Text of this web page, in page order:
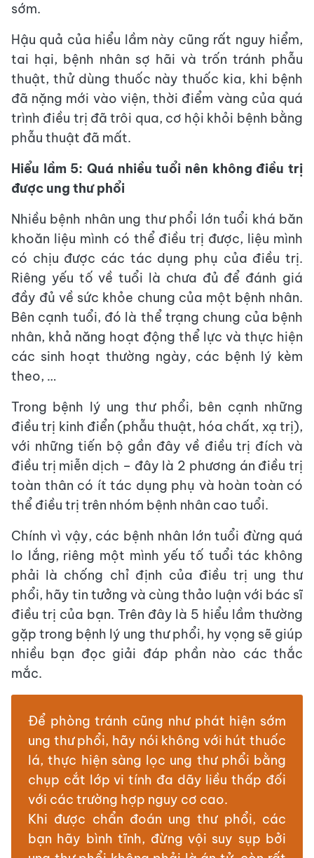
sớm.
Hậu quả của hiểu lầm này cũng rất nguy hiểm,
tai hại, bệnh nhân sợ hãi và trốn tránh phẫu
thuật, thử dùng thuốc này thuốc kia, khi bệnh
đã nặng mới vào viện, thời điểm vàng của quá
trình điều trị đã trôi qua, cơ hội khỏi bệnh bằng
phẫu thuật đã mất.
Hiểu lầm 5: Quá nhiều tuổi nên không điều trị
được ung thư phổi
Nhiều bệnh nhân ung thư phổi lớn tuổi khá băn
khoăn liệu mình có thể điều trị được, liệu mình
có chịu được các tác dụng phụ của điều trị.
Riêng yếu tố về tuổi là chưa đủ để đánh giá
đầy đủ về sức khỏe chung của một bệnh nhân.
Bên cạnh tuổi, đó là thể trạng chung của bệnh
nhân, khả năng hoạt động thể lực và thực hiện
các sinh hoạt thường ngày, các bệnh lý kèm
theo, …
Trong bệnh lý ung thư phổi, bên cạnh những
điều trị kinh điển (phẫu thuật, hóa chất, xạ trị),
với những tiến bộ gần đây về điều trị đích và
điều trị miễn dịch – đây là 2 phương án điều trị
toàn thân có ít tác dụng phụ và hoàn toàn có
thể điều trị trên nhóm bệnh nhân cao tuổi.
Chính vì vậy, các bệnh nhân lớn tuổi đừng quá
lo lắng, riêng một mình yếu tố tuổi tác không
phải là chống chỉ định của điều trị ung thư
phổi, hãy tin tưởng và cùng thảo luận với bác sĩ
điều trị của bạn. Trên đây là 5 hiểu lầm thường
gặp trong bệnh lý ung thư phổi, hy vọng sẽ giúp
nhiều bạn đọc giải đáp phần nào các thắc
mắc.
Để phòng tránh cũng như phát hiện sớm
ung thư phổi, hãy nói không với hút thuốc
lá, thực hiện sàng lọc ung thư phổi bằng
chụp cắt lớp vi tính đa dãy liều thấp đối
với các trường hợp nguy cơ cao.
Khi được chẩn đoán ung thư phổi, các
bạn hãy bình tĩnh, đừng vội suy sụp bởi